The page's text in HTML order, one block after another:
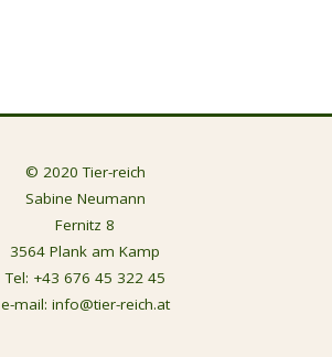
© 2020 Tier-reich
Sabine Neumann
Fernitz 8
3564 Plank am Kamp
Tel: +43 676 45 322 45
e-mail: info@tier-reich.at